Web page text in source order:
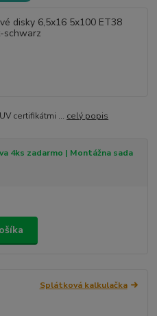
certifikátmi ... celý popis
4ks zadarmo | Montážna sada
Splátková kalkulačka